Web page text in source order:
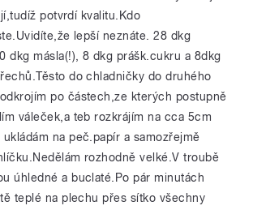
potvrdí kvalitu.Kdo
lepší neznáte. 28 dkg
dkg másla(!), 8 dkg prášk.cukru a 8dkg
do chladničky do druhého
po částech,ze kterých postupně
váleček,a teb rozkrájím na cca 5cm
ukládám na peč.papír a samozřejmě
rozhodně velké.V troubě
úhledné a buclaté.Po pár minutách
teplé na plechu přes sítko všechny